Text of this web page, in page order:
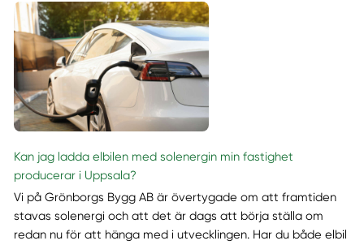
Kan jag ladda elbilen med solenergin min fastighet
producerar i Uppsala?
Vi på Grönborgs Bygg AB är övertygade om att framtiden
stavas solenergi och att det är dags att börja ställa om
redan nu för att hänga med i utvecklingen. Har du både elbil